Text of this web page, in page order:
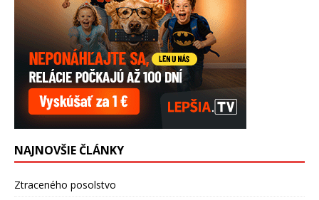
NAJNOVŠIE ČLÁNKY
Ztraceného posolstvo